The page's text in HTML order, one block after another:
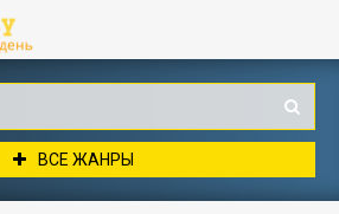
ВСЕ ЖАНРЫ